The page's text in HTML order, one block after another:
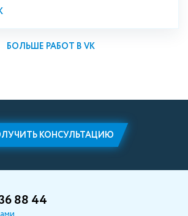
БОЛЬШЕ РАБОТ В VK
КОНСУЛЬТАЦИЮ
88 44